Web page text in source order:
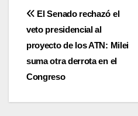
Navegación
de
entradas
El Senado rechazó el
veto presidencial al
proyecto de los ATN: Milei
suma otra derrota en el
Congreso